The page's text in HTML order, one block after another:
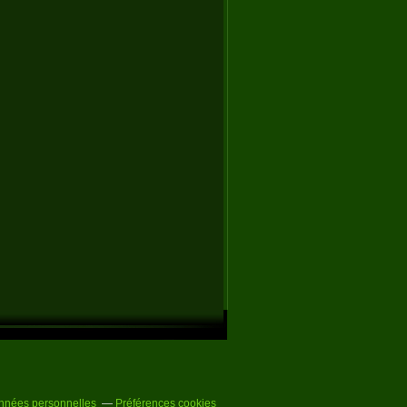
personnelles Préférences cookies